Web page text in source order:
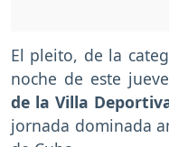
El pleito, de la
noche de este
de la Villa
jornada dominada